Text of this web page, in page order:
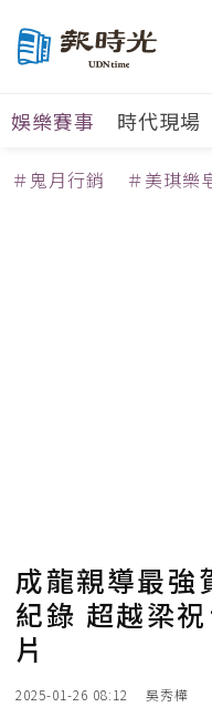
娛樂賽事 時代現場
＃鬼月行銷 ＃美琪樂
成龍親導最強
紀錄 超越梁
片
2025-01-26 08:12 吳秀樺